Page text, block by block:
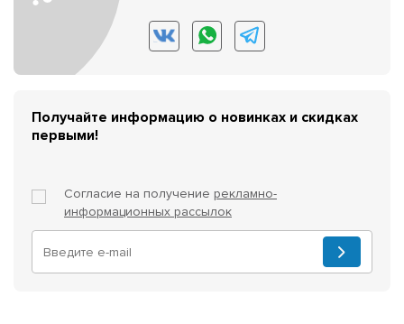
Получайте информацию о новинках и скидках
первыми!
Согласие на получение рекламно-
информационных рассылок